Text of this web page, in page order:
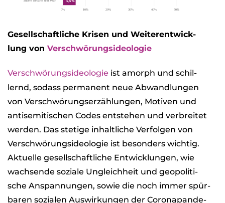
Gesell­schaft­li­che Kri­sen und Wei­ter­ent­wick­
lung von Ver­schwö­rungs­ideo­lo­gie
Ver­schwö­rungs­ideo­lo­gie ist amorph und schil­
lernd, sodass per­ma­nent neue Abwand­lun­gen
von Ver­schwö­rungs­er­zäh­lun­gen, Moti­ven und
anti­se­mi­ti­schen Codes ent­ste­hen und ver­brei­tet
wer­den. Das ste­tige inhalt­li­che Ver­fol­gen von
Ver­schwö­rungs­ideo­lo­gie ist beson­ders wich­tig.
Aktu­elle gesell­schaft­li­che Ent­wick­lun­gen, wie
wach­sende soziale Ungleich­heit und geo­po­li­ti­
sche Anspan­nun­gen, sowie die noch immer spür­
ba­ren sozia­len Aus­wir­kun­gen der Coro­na­pan­de­